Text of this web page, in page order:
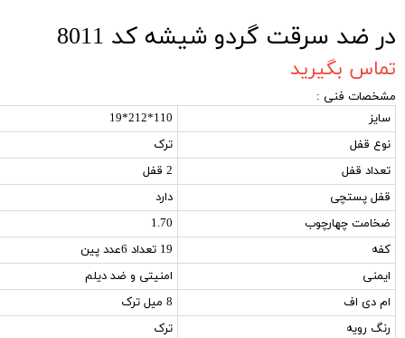
در ضد سرقت گردو شیشه کد 8011
تماس بگیرید
مشخصات فنی :
سایز
110*212*19
نوع قفل
ترک
تعداد قفل
2 قفل
قفل پستچی
دارد
ضخامت چهارچوب
1.70
کفه
19 تعداد 6عدد پین
ایمنی
امنیتی و ضد دیلم
ام دی اف
8 میل ترک
رنگ رویه
ترک